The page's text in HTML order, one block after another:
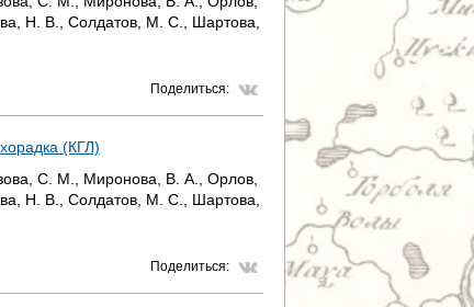
Н. В., Солдатов, М. С., Шартова,
Поделиться:
(КГЛ)
С. М., Миронова, В. А., Орлов,
Н. В., Солдатов, М. С., Шартова,
Поделиться: